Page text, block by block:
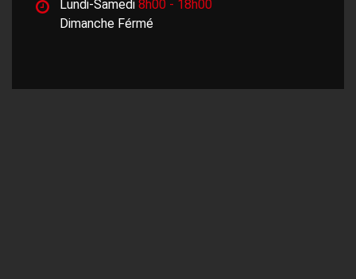
Lundi-Samedi 8h00 - 18h00
Dimanche Férmé